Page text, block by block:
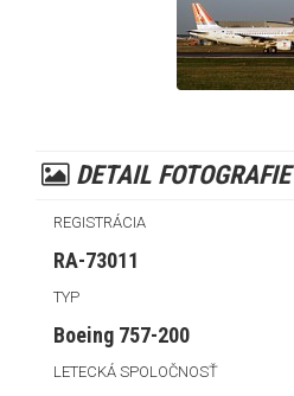
DETAIL FOTOGRAFIE
REGISTRÁCIA
RA-73011
TYP
Boeing 757-200
LETECKÁ SPOLOČNOSŤ